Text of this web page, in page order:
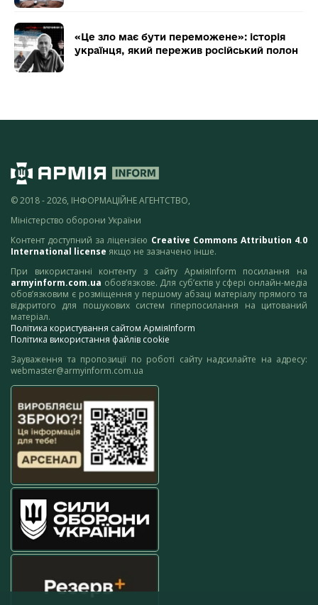
«Це зло має бути переможене»: історія
українця, який пережив російський полон
© 2018 - 2026, ІНФОРМАЦІЙНЕ АГЕНТСТВО,
Міністерство оборони України
Контент доступний за ліцензією Creative Commons Attribution 4.0
International license якщо не зазначено інше.
При використанні контенту з сайту АрміяInform посилання на
armyinform.com.ua обов’язкове. Для суб’єктів у сфері онлайн-медіа
обов’язковим є розміщення у першому абзаці матеріалу прямого та
відкритого для пошукових систем гіперпосилання на цитований
матеріал.
Політика користування сайтом АрміяInform
Політика використання файлів cookie
Зауваження та пропозиції по роботі сайту надсилайте на адресу:
webmaster@armyinform.com.ua